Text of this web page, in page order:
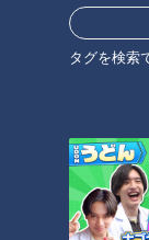
タグを検索
エンタメ
オススメ関連